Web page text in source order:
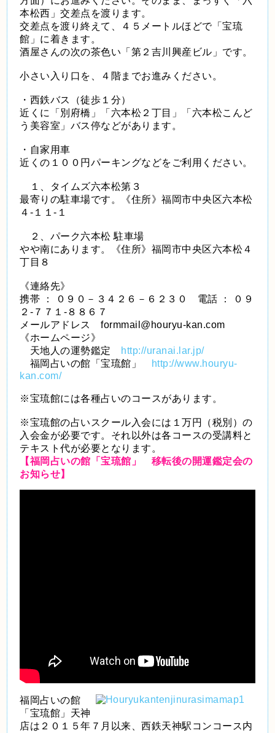
本松西」交差点を渡ります。
交差点を渡り終えて、４５メートルほどで「宝琉
館」に着きます。
酒屋さんの次の茶色い「第２吉川興産ビル」です。
小さい入り口を、４階までお進みください。
・西鉄バス（徒歩１分）
近くに「別府橋」「六本松２丁目」「六本松こんど
う美容室」バス停などがあります。
・自家用車
近くの１００円パーキングなどをご利用ください。
１、タイムズ六本松第３
最寄りの駐車場です。《住所》福岡市中央区六本松
４-１１-１
２、パーク六本松 駐車場
やや南にあります。《住所》福岡市中央区六本松４
丁目８
《連絡先》
携帯 ： ０９０－３４２６－６２３０ 電話 ： ０９
２-７７１-８８６７
メールアドレス formmail@houryu-kan.com
《ホームページ》
天地人の運勢鑑定
http://uranai.lar.jp/
福岡占いの館「宝琉館」
http://www.houryu-
kan.com/
※宝琉館には各種占いのコースがあります。
※宝琉館の占いスクール入会には１万円（税別）の
入会金が必要です。それ以外は各コースの受講料と
テキスト代が必要となります。
【福岡占いの館「宝琉館」 移転後の開運鑑定会の
お知らせ】
福岡占いの館
「宝琉館」天神
店は２０１５年７月以来、西鉄天神駅コンコース内